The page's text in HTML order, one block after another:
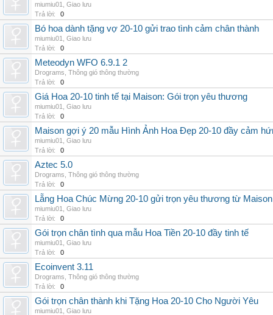
miumiu01
Giao lưu
Trả lời:
0
Bó hoa dành tặng vợ 20-10 gửi trao tình cảm chân thành
miumiu01
Giao lưu
Trả lời:
0
Meteodyn WFO 6.9.1 2
Drograms Thông gió thông thường
Trả lời:
0
Giá Hoa 20-10 tinh tế tại Maison: Gói trọn yêu thương
miumiu01
Giao lưu
Trả lời:
0
Maison gợi ý 20 mẫu Hình Ảnh Hoa Đẹp 20-10 đầy cảm
miumiu01
Giao lưu
Trả lời:
0
Aztec 5.0
Drograms Thông gió thông thường
Trả lời:
0
Lẵng Hoa Chúc Mừng 20-10 gửi trọn yêu thương từ Maison
miumiu01
Giao lưu
Trả lời:
0
Gói trọn chân tình qua mẫu Hoa Tiền 20-10 đầy tinh tế
miumiu01
Giao lưu
Trả lời:
0
Ecoinvent 3.11
Drograms Thông gió thông thường
Trả lời:
0
Gói trọn chân thành khi Tặng Hoa 20-10 Cho Người Yêu
miumiu01
Giao lưu